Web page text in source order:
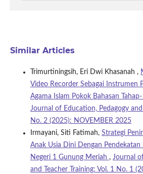
Similar Articles
Trimurtiningsih, Eri Dwi Khasanah ,
Video Recorder Sebagai Instrumen
Agama Islam Pokok Bahasan
Journal of Education, Pedagogy and
No. 2 (2025): NOVEMBER 2025
Irmayani, Siti Fatimah, Strategi
Anak Usia Dini Dengan
Negeri 1 Gunung Meriah , Journal
and Teacher Training: Vol. 1 No. 1